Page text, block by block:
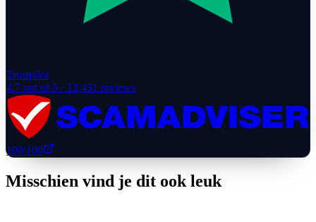
Trustpilot
4.7 out of 5 · 12,431 reviews
100/100
Misschien vind je dit ook leuk